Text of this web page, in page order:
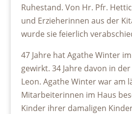
Ruhestand. Von Hr. Pfr.
und Erzieherinnen aus der
wurde sie feierlich
47 Jahre hat Agathe Winter
gewirkt. 34 Jahre davon in
Leon. Agathe Winter war am
Mitarbeiterinnen im Haus
Kinder ihrer damaligen